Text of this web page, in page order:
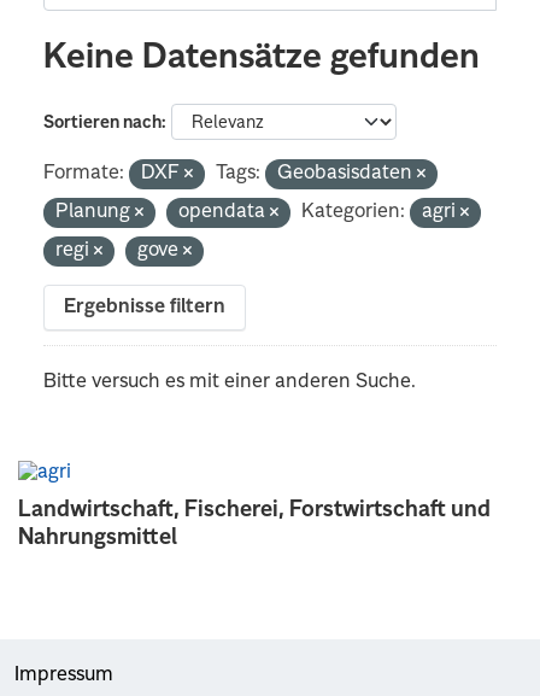
Landwirtschaft, Fischerei, Forstwirtschaft und
Nahrungsmittel
Keine Datensätze gefunden
Sortieren nach
Formate: DXF Tags:
Geobasisdaten
Planung
opendata Kategorien:
agri
regi
gove
Ergebnisse filtern
Bitte versuch es mit einer anderen Suche.
Impressum